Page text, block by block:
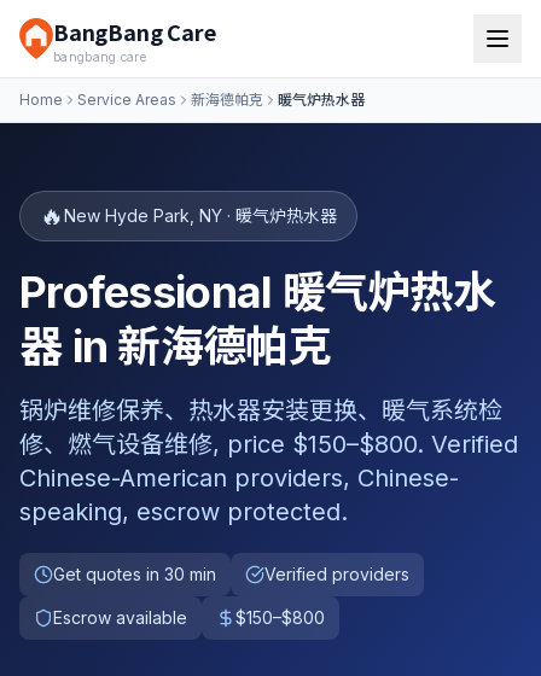
BangBang Care
bangbang.care
Home Service Areas 新海德帕克 暖气炉热水器
🔥New Hyde Park NY · 暖气炉热水器
Professional 暖气炉热水
器 in 新海德帕克
锅炉维修保养、热水器安装更换、暖气系统检
修、燃气设备维修, price $150–$800. Verified
Chinese-American providers, Chinese-
speaking, escrow protected.
Get quotes in 30 min Verified providers
Escrow available $150–$800